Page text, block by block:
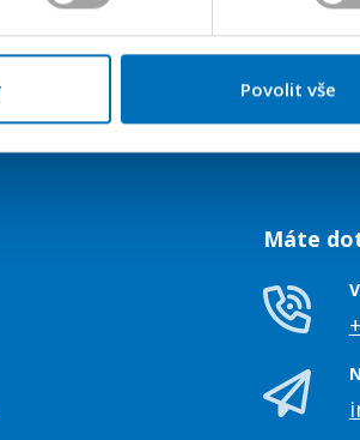
Povolit vše
Máte